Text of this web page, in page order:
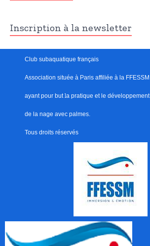
Inscription à la newsletter
Club subaquatique français
Association située à Paris affiliée à la FFESSM
ayant pour but la pratique et le développement
de la nage avec palmes.
Tous droits réservés